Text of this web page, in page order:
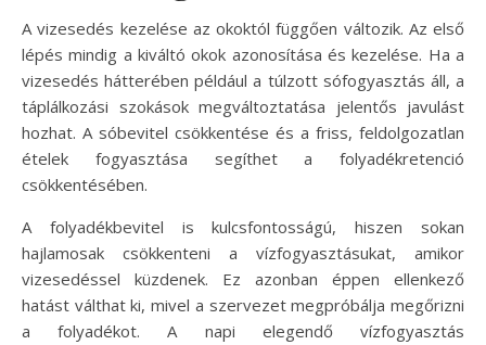
A vizesedés kezelése az okoktól függően változik. Az első
lépés mindig a kiváltó okok azonosítása és kezelése. Ha a
vizesedés hátterében például a túlzott sófogyasztás áll, a
táplálkozási szokások megváltoztatása jelentős javulást
hozhat. A sóbevitel csökkentése és a friss, feldolgozatlan
ételek fogyasztása segíthet a folyadékretenció
csökkentésében.
A folyadékbevitel is kulcsfontosságú, hiszen sokan
hajlamosak csökkenteni a vízfogyasztásukat, amikor
vizesedéssel küzdenek. Ez azonban éppen ellenkező
hatást válthat ki, mivel a szervezet megpróbálja megőrizni
a folyadékot. A napi elegendő vízfogyasztás